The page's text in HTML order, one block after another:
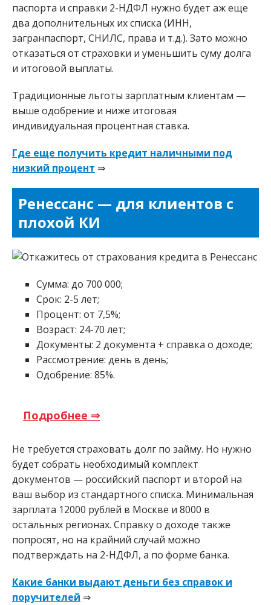
паспорта и справки 2-НДФЛ нужно будет аж еще
два дополнительных их списка (ИНН,
загранпаспорт, СНИЛС, права и т.д.). Зато можно
отказаться от страховки и уменьшить суму долга
и итоговой выплаты.
Традиционные льготы зарплатным клиентам —
выше одобрение и ниже итоговая
индивидуальная процентная ставка.
Где еще получить кредит наличными под
низкий процент ⇒
Ренессанс — для клиентов с
плохой КИ
Сумма: до 700 000;
Срок: 2-5 лет;
Процент: от 7,5%;
Возраст: 24-70 лет;
Документы: 2 документа + справка о доходе;
Рассмотрение: день в день;
Одобрение: 85%.
Подробнее ⇒
Не требуется страховать долг по займу. Но нужно
будет собрать необходимый комплект
документов — российский паспорт и второй на
ваш выбор из стандартного списка. Минимальная
зарплата 12000 рублей в Москве и 8000 в
остальных регионах. Справку о доходе также
попросят, но на крайний случай можно
подтверждать на 2-НДФЛ, а по форме банка.
Какие банки выдают деньги без справок и
поручителей ⇒